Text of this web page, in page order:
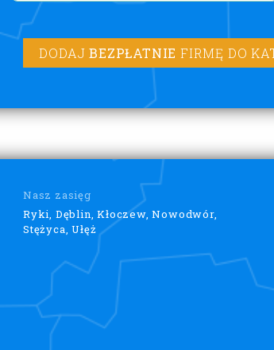
DODAJBEZPŁATNIE FIRMĘ DO
Nasz zasięg
Ryki, Dęblin, Kłoczew, Nowodwór,
Stężyca, Ułęż